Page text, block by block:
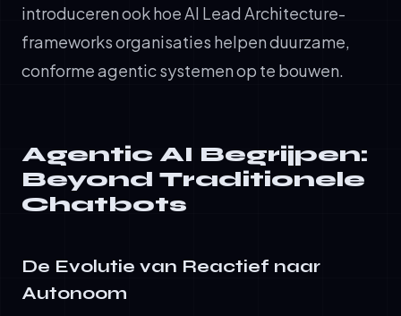
introduceren ook hoe AI Lead Architecture-
frameworks organisaties helpen duurzame,
conforme agentic systemen op te bouwen.
Agentic AI Begrijpen:
Beyond Traditionele
Chatbots
De Evolutie van Reactief naar
Autonoom